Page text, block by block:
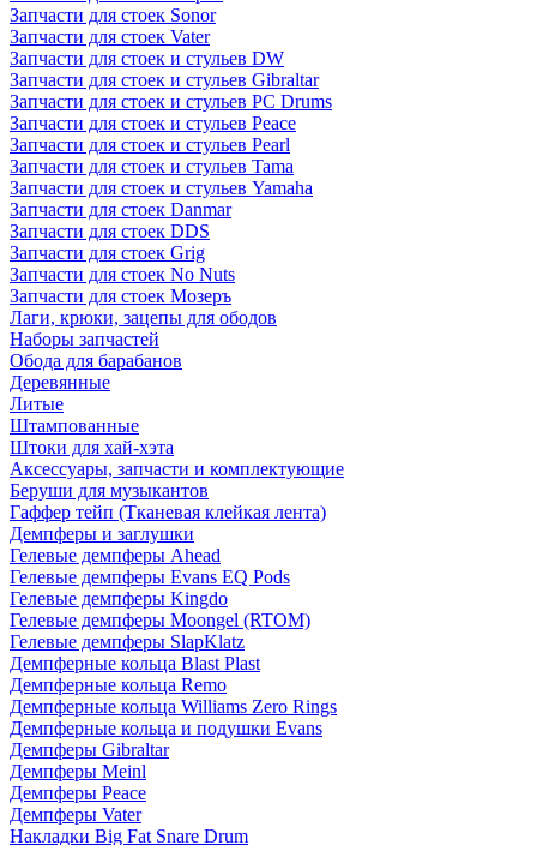
Запчасти для стоек Sonor
Запчасти для стоек Vater
Запчасти для стоек и стульев DW
Запчасти для стоек и стульев Gibraltar
Запчасти для стоек и стульев PC Drums
Запчасти для стоек и стульев Peace
Запчасти для стоек и стульев Pearl
Запчасти для стоек и стульев Tama
Запчасти для стоек и стульев Yamaha
Запчасти для стоек Danmar
Запчасти для стоек DDS
Запчасти для стоек Grig
Запчасти для стоек No Nuts
Запчасти для стоек Мозеръ
Лаги, крюки, зацепы для ободов
Наборы запчастей
Обода для барабанов
Деревянные
Литые
Штампованные
Штоки для хай-хэта
Аксессуары, запчасти и комплектующие
Беруши для музыкантов
Гаффер тейп (Тканевая клейкая лента)
Демпферы и заглушки
Гелевые демпферы Ahead
Гелевые демпферы Evans EQ Pods
Гелевые демпферы Kingdo
Гелевые демпферы Moongel (RTOM)
Гелевые демпферы SlapKlatz
Демпферные кольца Blast Plast
Демпферные кольца Remo
Демпферные кольца Williams Zero Rings
Демпферные кольца и подушки Evans
Демпферы Gibraltar
Демпферы Meinl
Демпферы Peace
Демпферы Vater
Накладки Big Fat Snare Drum